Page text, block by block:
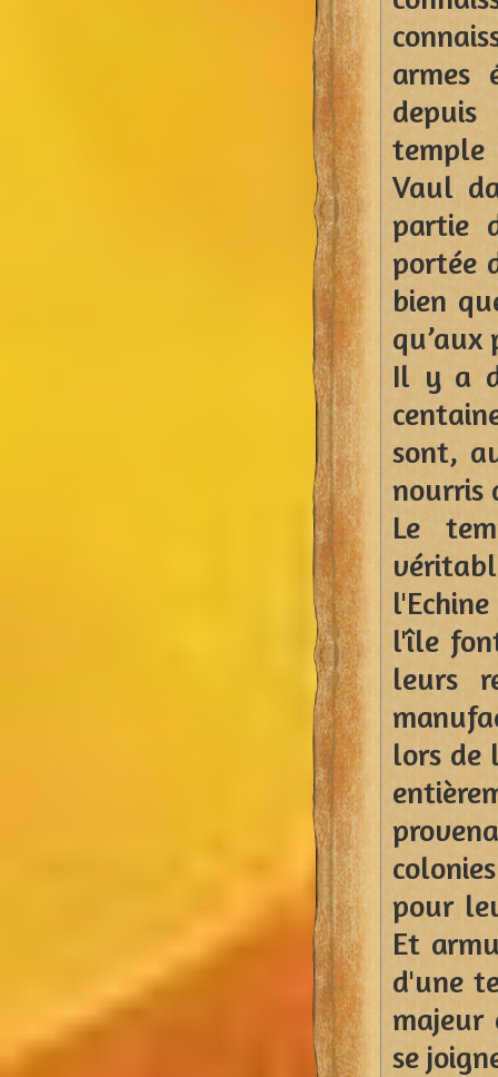
armes
Vaul
partie
portée
bien
qu’aux
Il y a
sont,
nourris
Le
l'île
leurs
lors de
pour
Et
d'une
majeur
se